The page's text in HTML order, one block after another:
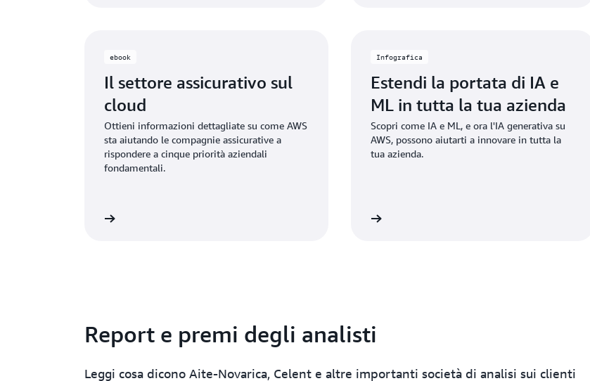
ebook
Il settore assicurativo sul
cloud
Ottieni informazioni dettagliate su come AWS
sta aiutando le compagnie assicurative a
rispondere a cinque priorità aziendali
fondamentali.
Infografica
Estendi la portata di IA e
ML in tutta la tua azienda
Scopri come IA e ML, e ora l'IA generativa su
AWS, possono aiutarti a innovare in tutta la
tua azienda.
Report e premi degli analisti
Leggi cosa dicono Aite-Novarica, Celent e altre importanti società di analisi sui clienti